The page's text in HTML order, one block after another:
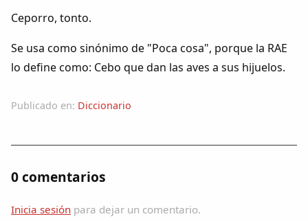
Foros
Ceporro, tonto.
Se usa como sinónimo de "Poca cosa", porque la RAE
lo define como: Cebo que dan las aves a sus hijuelos.
Publicado en: Diccionario
0 comentarios
Inicia sesión para dejar un comentario.